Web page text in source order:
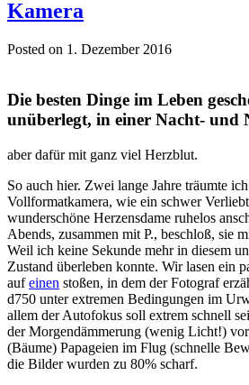
Kamera
Posted on 1. Dezember 2016
Die besten Dinge im Leben
unüberlegt, in einer Nacht- und
aber dafür mit ganz viel Herzblut.
So auch hier. Zwei lange Jahre träumte
Vollformatkamera, wie ein schwer
wunderschöne Herzensdame ruhelos
Abends, zusammen mit P., beschloß, sie
Weil ich keine Sekunde mehr in diesem
Zustand überleben konnte. Wir lasen ein
aufeinen stoßen, in dem der Fotograf
d750 unter extremen Bedingungen im
allem der Autofokus soll extrem schnell
der Morgendämmerung (wenig Licht!)
(Bäume) Papageien im Flug (schnelle
die Bilder wurden zu 80% scharf.